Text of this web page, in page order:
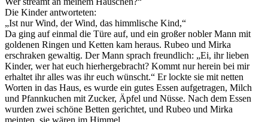
Die Kinder antworteten:
„Ist nur Wind, der Wind, das himmlische Kind,“
Da ging auf einmal die Türe auf, und ein großer nobler Mann mit
goldenen Ringen und Ketten kam heraus. Rubeo und Mirka
erschraken gewaltig. Der Mann sprach freundlich: „Ei, ihr lieben
Kinder, wer hat euch hierhergebracht? Kommt nur herein bei mir
erhaltet ihr alles was ihr euch wünscht.“ Er lockte sie mit netten
Worten in das Haus, es wurde ein gutes Essen aufgetragen, Milch
und Pfannkuchen mit Zucker, Äpfel und Nüsse. Nach dem Essen
wurden zwei schöne Betten gerichtet, und Rubeo und Mirka